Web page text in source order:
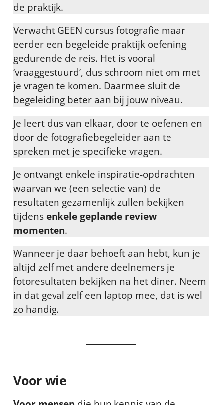
de praktijk.
Verwacht GEEN cursus fotografie maar
eerder een begeleide praktijk oefening
gedurende de reis. Het is vooral
‘vraaggestuurd’, dus schroom niet om met
je vragen te komen. Daarmee sluit de
begeleiding beter aan bij jouw niveau.
Je leert dus van elkaar, door te oefenen en
door de fotografiebegeleider aan te
spreken met je specifieke vragen.
Je ontvangt enkele inspiratie-opdrachten
waarvan we (een selectie van) de
resultaten gezamenlijk zullen bekijken
tijdens enkele geplande review
momenten.
Wanneer je daar behoeft aan hebt, kun je
altijd zelf met andere deelnemers je
fotoresultaten bekijken na het diner. Neem
in dat geval zelf een laptop mee, dat is wel
zo handig.
Voor wie